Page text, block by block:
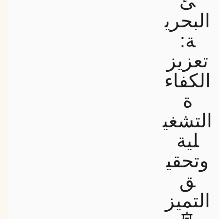
البحري
ة:
تعزيز
الكفاء
ة
التشغي
لية
وتحقي
ق
التميز